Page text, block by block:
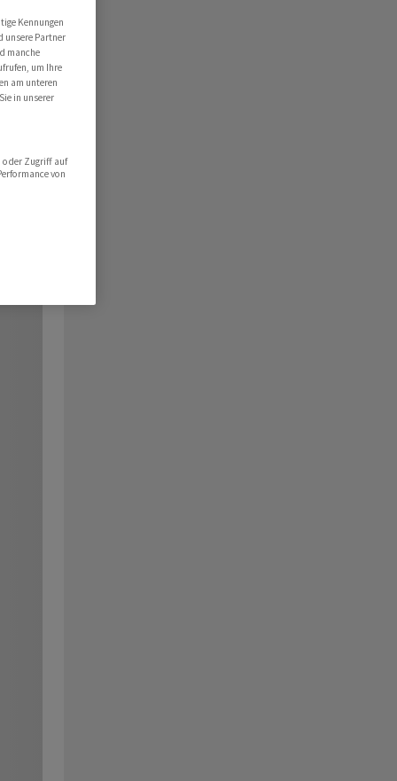
Kennungen
unsere Partner
manche
um Ihre
am unteren
in unserer
oder Zugriff auf
von